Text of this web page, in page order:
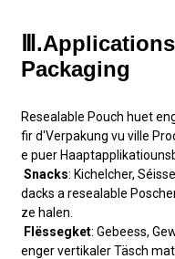
Packaging
Resealable Pouch huet
fir d'Verpakung vu ville
e puer
Snacks: Kichelcher,
dacks a resealable
ze halen.
Flëssegket: Gebeess,
enger vertikaler Täsch